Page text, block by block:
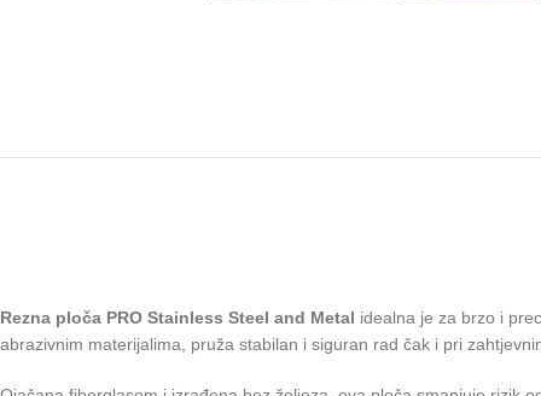
Rezna ploča PRO Stainless Steel and Metal idealna je za brzo i
abrazivnim materijalima, pruža stabilan i siguran rad čak i pri